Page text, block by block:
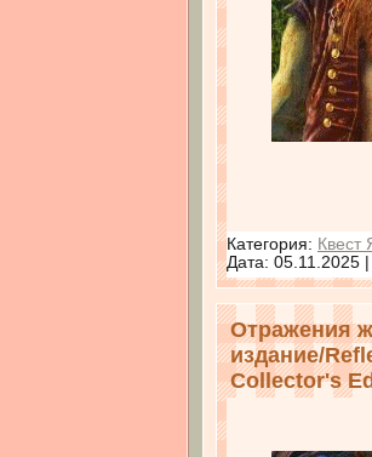
Категория: Квест
Дата: 05.11.2025
Отражения
издание/
Collector's